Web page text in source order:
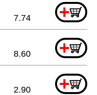
+
7.74
+
8.60
+
2.90